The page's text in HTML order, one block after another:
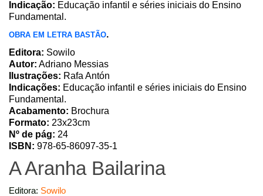
Indicação: Educação infantil e séries iniciais do Ensino
Fundamental.
OBRA EM LETRA BASTÃO.
Editora: Sowilo
Autor: Adriano Messias
Ilustrações: Rafa Antón
Indicações: Educação infantil e séries iniciais do Ensino
Fundamental.
Acabamento: Brochura
Formato: 23x23cm
Nº de pág: 24
ISBN: 978-65-86097-35-1
A Aranha Bailarina
Editora: Sowilo